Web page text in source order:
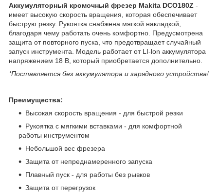
Аккумуляторный кромочный фрезер Makita DCO180Z -
имеет высокую скорость вращения, которая обеспечивает
быструю резку. Рукоятка снабжена мягкой накладкой,
благодаря чему работать очень комфортно. Предусмотрена
защита от повторного пуска, что предотвращает случайный
запуск инструмента. Модель работает от LI-lon аккумулятора
напряжением 18 В, который приобретается дополнительно.
*Поставляется без аккумулятора и зарядного устройства!
Преимущества:
Высокая скорость вращения - для быстрой резки
Рукоятка с мягкими вставками - для комфортной
работы инструментом
Небольшой вес фрезера
Защита от непреднамеренного запуска
Плавный пуск - для работы без рывков
Защита от перегрузок